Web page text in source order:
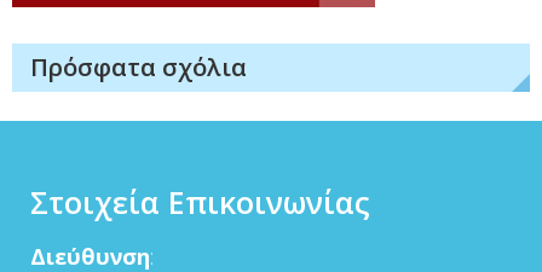
Πρόσφατα σχόλια
Στοιχεία Επικοινωνίας
Διεύθυνση: